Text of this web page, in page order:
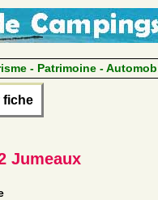
- Patrimoine -
fiche
Jumeaux